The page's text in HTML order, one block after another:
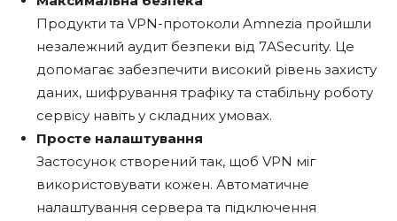
Продукти та VPN-протоколи Amnezia пройшли
незалежний аудит безпеки від 7ASecurity. Це
допомагає забезпечити високий рівень захисту
даних, шифрування трафіку та стабільну роботу
сервісу навіть у складних умовах.
Просте налаштування
Застосунок створений так, щоб VPN міг
використовувати кожен. Автоматичне
налаштування сервера та підключення